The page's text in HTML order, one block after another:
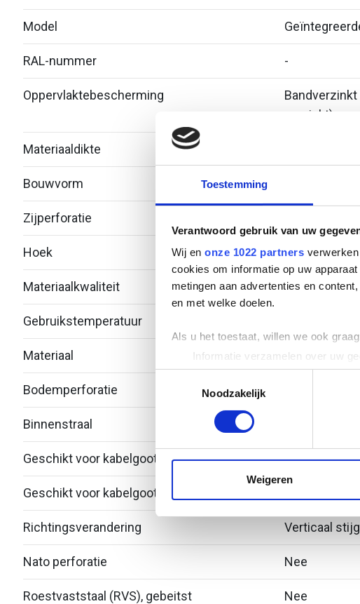
Toestemming
Verantwoord gebruik van uw
Wij en onze 1022 partners
cookies om informatie op uw
metingen aan advertenties en
en met welke doelen.
Als u het toestaat, willen we ook
Informatie verzamelen over uw
Uw apparaat identificeren door
Lees meer over hoe uw persoonlijke
toestemming op elk moment wijzigen
websiteverkeer te analyseren. Ook
media, adverteren en analyse. Deze
Noodzakelijk
Weigeren
Model
RAL-nummer -
Oppervlaktebescherming
verzinkt) en
Materiaaldikte
Bouwvorm
Zijperforatie
Hoek 45°
Materiaalkwaliteit Overig
Gebruikstemperatuur
Materiaal Staal
Bodemperforatie
Binnenstraal
Geschikt voor kabelgootbreedte 75
Geschikt voor kabelgoothoogte
Richtingsverandering Verticaal
Nato perforatie Nee
Roestvaststaal (RVS), gebeitst Nee